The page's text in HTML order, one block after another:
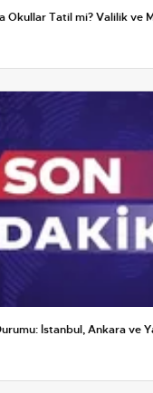
Okullar Tatil mi? Valilik ve
İstanbul, Ankara ve